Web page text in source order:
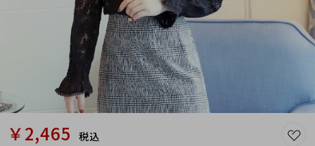
￥2,465
税込